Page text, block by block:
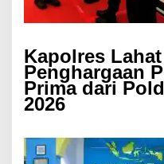
Kapolres
Penghargaan
Prima dari
2026